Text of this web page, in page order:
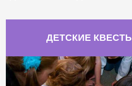
ДЕТСКИЕ